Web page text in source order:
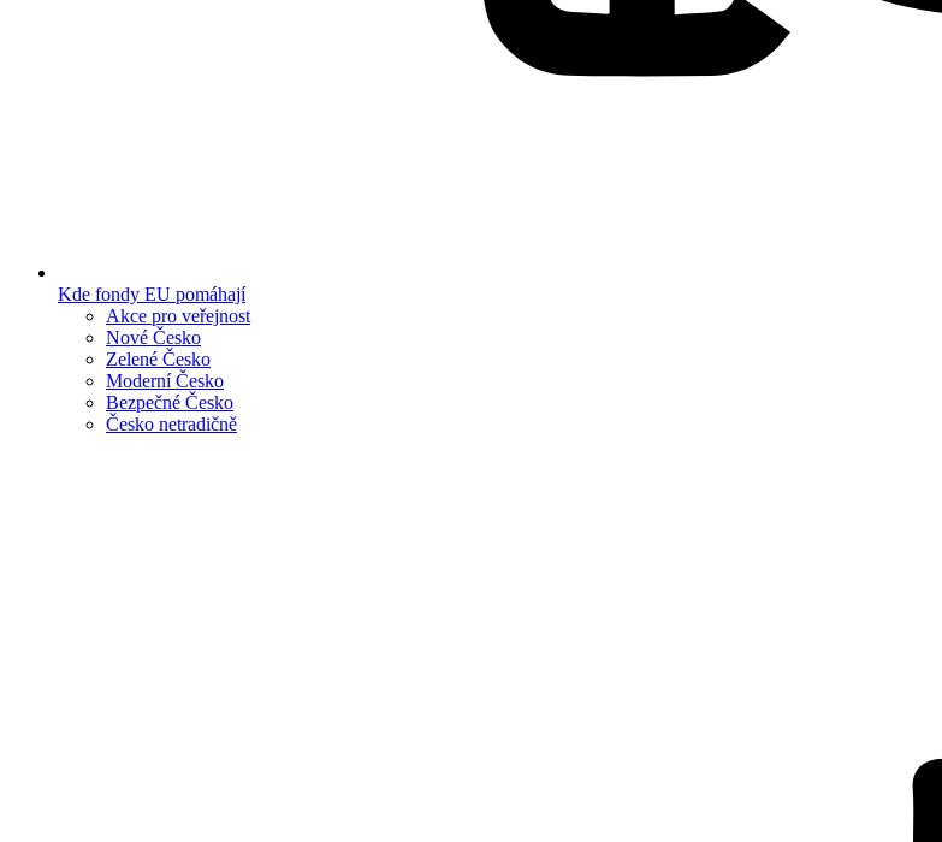
Kde fondy EU pomáhají
Akce pro veřejnost
Nové Česko
Zelené Česko
Moderní Česko
Bezpečné Česko
Česko netradičně